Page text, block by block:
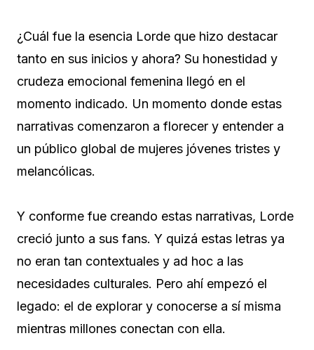
¿Cuál fue la esencia Lorde que hizo destacar
tanto en sus inicios y ahora? Su honestidad y
crudeza emocional femenina llegó en el
momento indicado. Un momento donde estas
narrativas comenzaron a florecer y entender a
un público global de mujeres jóvenes tristes y
melancólicas.
Y conforme fue creando estas narrativas, Lorde
creció junto a sus fans. Y quizá estas letras ya
no eran tan contextuales y ad hoc a las
necesidades culturales. Pero ahí empezó el
legado: el de explorar y conocerse a sí misma
mientras millones conectan con ella.